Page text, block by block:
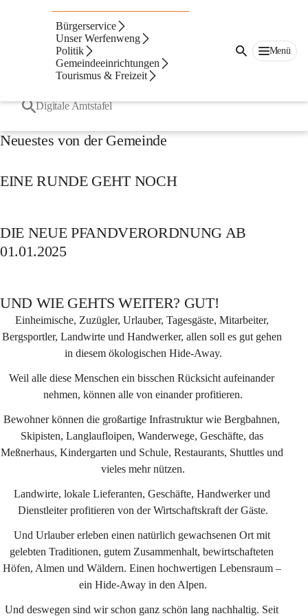
Bürgerservice
Unser Werfenweng
Politik
Gemeindeeinrichtungen
Tourismus & Freizeit
Menü
Häufige Suchbegriffe
Bürgermeister
Digitale Amtstafel
Neuestes von der Gemeinde
EINE RUNDE GEHT NOCH
DIE NEUE PFANDVERORDNUNG AB
01.01.2025
UND WIE GEHTS WEITER? GUT!
Einheimische, Zuzügler, Urlauber, Tagesgäste, Mitarbeiter,
Bergsportler, Landwirte und Handwerker, allen soll es gut gehen
in diesem ökologischen Hide-Away.
Weil alle diese Menschen ein bisschen Rücksicht aufeinander
nehmen, können alle von einander profitieren.
Bewohner können die großartige Infrastruktur wie Bergbahnen,
Skipisten, Langlaufloipen, Wanderwege, Geschäfte, das
Meßnerhaus, Kindergarten und Schule, Restaurants, Shuttles und
vieles mehr nützen.
Landwirte, lokale Lieferanten, Geschäfte, Handwerker und
Dienstleiter profitieren von der Wirtschaftskraft der Gäste.
Und Urlauber erleben einen natürlich gewachsenen Ort mit
gelebten Traditionen, gutem Zusammenhalt, bewirtschafteten
Höfen, Almen und Wäldern. Einen hochwertigen Lebensraum –
ein Hide-Away in den Alpen.
Und deswegen sind wir schon ganz schön lang nachhaltig. Seit